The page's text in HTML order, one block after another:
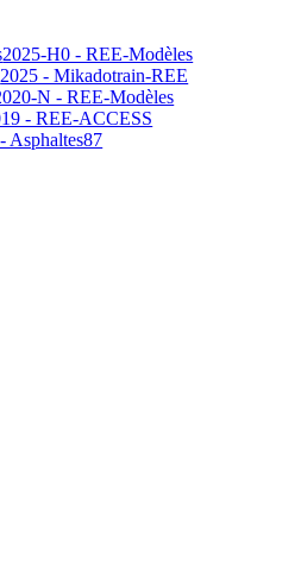
2025-H0 - REE-Modèles
2025 - Mikadotrain-REE
N - REE-Modèles
- REE-ACCESS
Asphaltes87